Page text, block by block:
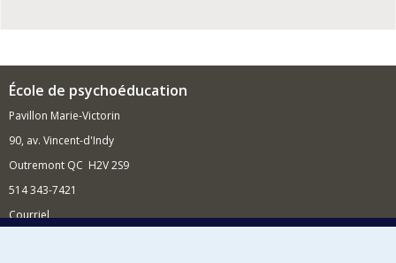
École de psychoéducation
Pavillon Marie-Victorin
90, av. Vincent-d'Indy
Outremont QC H2V 2S9
514 343-7421
Courriel